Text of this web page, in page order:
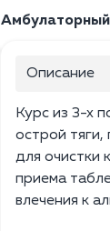
Описание
Курс из 3-х
острой тяги,
для очистки
приема
влечения к